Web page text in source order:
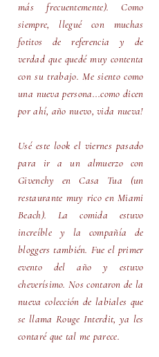
más frecuentemente). Como
siempre, llegué con muchas
fotitos de referencia y de
verdad que quedé muy contenta
con su trabajo. Me siento como
una nueva persona...como dicen
por ahí, año nuevo, vida nueva!
Usé este look el viernes pasado
para ir a un almuerzo con
Givenchy en Casa Tua (un
restaurante muy rico en Miami
Beach). La comida estuvo
increíble y la compañía de
bloggers también. Fue el primer
evento del año y estuvo
cheverísimo. Nos contaron de la
nueva colección de labiales que
se llama Rouge Interdit, ya les
contaré que tal me parece.